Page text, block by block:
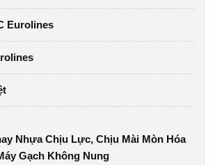
Eurolines
Nhựa Chịu Lực, Chịu Mài Mòn Hóa
Gạch Không Nung